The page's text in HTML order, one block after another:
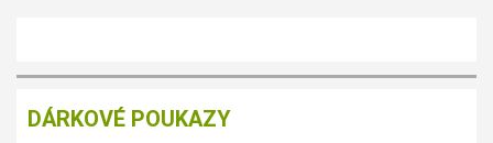
DÁRKOVÉ POUKAZY